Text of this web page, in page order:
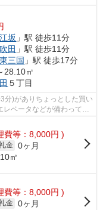
江坂 」駅 徒歩11分
田 」駅 徒歩11分
東三国 」駅 徒歩17分
28.10㎡
５丁目
分)がありちょっとした買い
ベータなどが備わってお
費等：8,000円 )
金 0ヶ月
㎡
費等：8,000円 )
金 0ヶ月